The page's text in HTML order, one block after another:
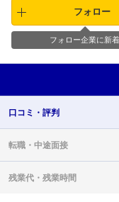
フォロー
フォロー企業に新
口コミ・ 評判
転職・ 中途面接
残業代・ 残業時間